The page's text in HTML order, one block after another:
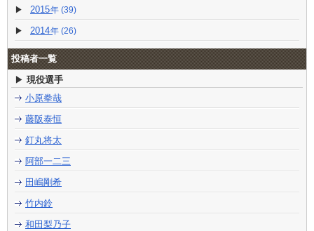
2015 (39)
2014 (26)
投稿者一覧
現役選手
小原拳哉
藤阪泰恒
釘丸将太
阿部一二三
田嶋剛希
竹内鈴
和田梨乃子